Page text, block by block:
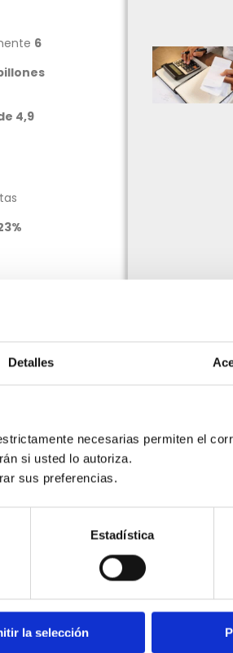
Detalles
necesarias permiten el
si usted lo autoriza.
sus preferencias.
Estadística
la selección
6
4,9
más
con un